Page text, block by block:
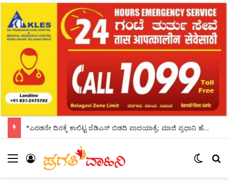
*ಎರಡನೇ ದಿನಕ್ಕೆ ಕಾಲಿಟ್ಟ ಜೆಡಿಎಸ್ ಬಿಡದಿ ಪಾದಯಾತ್ರೆ: ಮಾಜಿ ಪ್ರಧಾನಿ ಹೆಚ್.ಡಿ.ದೇವೇಗೌಡ ಸಾಥ್*
Menu Log In